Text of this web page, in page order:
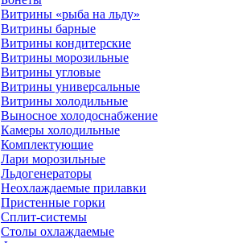
Витрины «рыба на льду»
Витрины барные
Витрины кондитерские
Витрины морозильные
Витрины угловые
Витрины универсальные
Витрины холодильные
Выносное холодоснабжение
Камеры холодильные
Комплектующие
Лари морозильные
Льдогенераторы
Неохлаждаемые прилавки
Пристенные горки
Сплит-системы
Столы охлаждаемые